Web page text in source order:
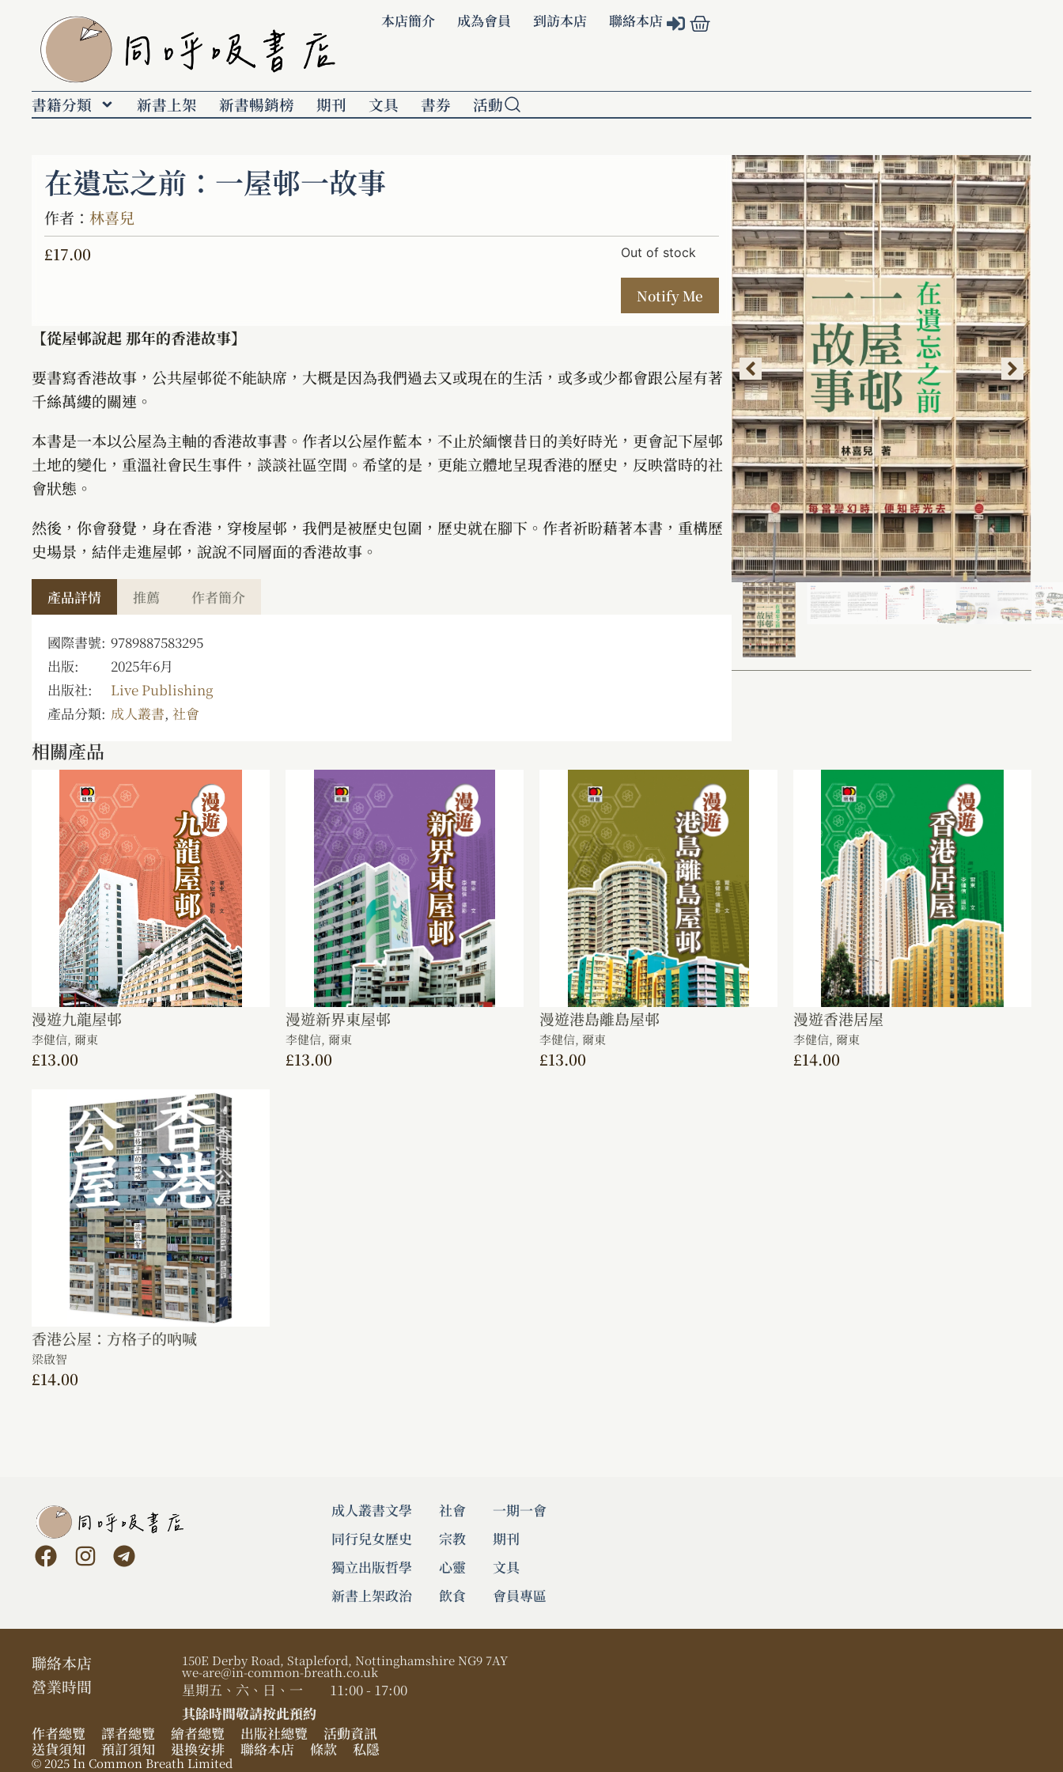
本店簡介 成為會員 到訪本店 聯絡本店
書籍分類 新書上架 新書暢銷榜 期刊 文具 書券 活動
在遺忘之前：一屋邨一故事
作者： 林喜兒
£17.00 Out of stock
【從屋邨說起 那年的香港故事】
要書寫香港故事，公共屋邨從不能缺席，大概是因為我們過去又或現在的生活，或多或少都會跟公屋有著
千絲萬縷的關連。
本書是一本以公屋為主軸的香港故事書。作者以公屋作藍本，不止於緬懷昔日的美好時光，更會記下屋邨
土地的變化，重溫社會民生事件，談談社區空間。希望的是，更能立體地呈現香港的歷史，反映當時的社
會狀態。
然後，你會發覺，身在香港，穿梭屋邨，我們是被歷史包圍，歷史就在腳下。作者祈盼藉著本書，重構歷
史場景，結伴走進屋邨，說說不同層面的香港故事。
產品詳情 推薦 作者簡介
國際書號: 9789887583295
出版:
2025年6月
出版社:
Live Publishing
產品分類: 成人叢書, 社會
相關產品
漫遊九龍屋邨
李健信, 爾東
£13.00
漫遊新界東屋邨
李健信, 爾東
£13.00
漫遊港島離島屋邨
李健信, 爾東
£13.00
漫遊香港居屋
李健信, 爾東
£14.00
香港公屋：方格子的吶喊
梁啟智
£14.00
成人叢書
同行兒女
獨立出版
新書上架
文學
歷史
哲學
政治
社會
宗教
心靈
飲食
一期一會
期刊
文具
會員專區
聯絡本店 150E Derby Road, Stapleford, Nottinghamshire NG9 7AY
we-are@in-common-breath.co.uk
營業時間​ 星期五、六、日、一
11:00 - 17:00
其餘時間敬請按此預約
作者總覽
譯者總覽 繪者總覽 出版社總覽
活動資訊
送貨須知
預訂須知 退換安排 聯絡本店 條款 私隱
© 2025 In Common Breath Limited